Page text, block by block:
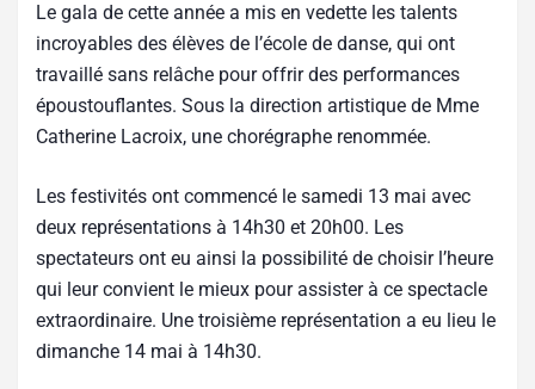
Le gala de cette année a mis en vedette les talents
incroyables des élèves de l’école de danse, qui ont
travaillé sans relâche pour offrir des performances
époustouflantes. Sous la direction artistique de Mme
Catherine Lacroix, une chorégraphe renommée.
Les festivités ont commencé le samedi 13 mai avec
deux représentations à 14h30 et 20h00. Les
spectateurs ont eu ainsi la possibilité de choisir l’heure
qui leur convient le mieux pour assister à ce spectacle
extraordinaire. Une troisième représentation a eu lieu le
dimanche 14 mai à 14h30.